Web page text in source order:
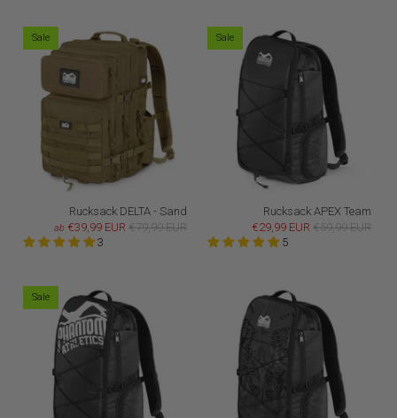
Sale
Rucksack DELTA - Sand
ab €39,99 EUR €79,99 EUR
3
Sale
Rucksack APEX Team
€29,99 EUR €59,99 EUR
5
Sale